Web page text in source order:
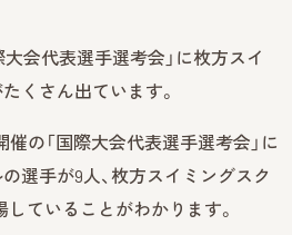
会代表選手選考会」に枚方スイ
くさん出ています。
の「国際大会代表選手選考会」に
選手が9人、枚方スイミングスク
ていることがわかります。